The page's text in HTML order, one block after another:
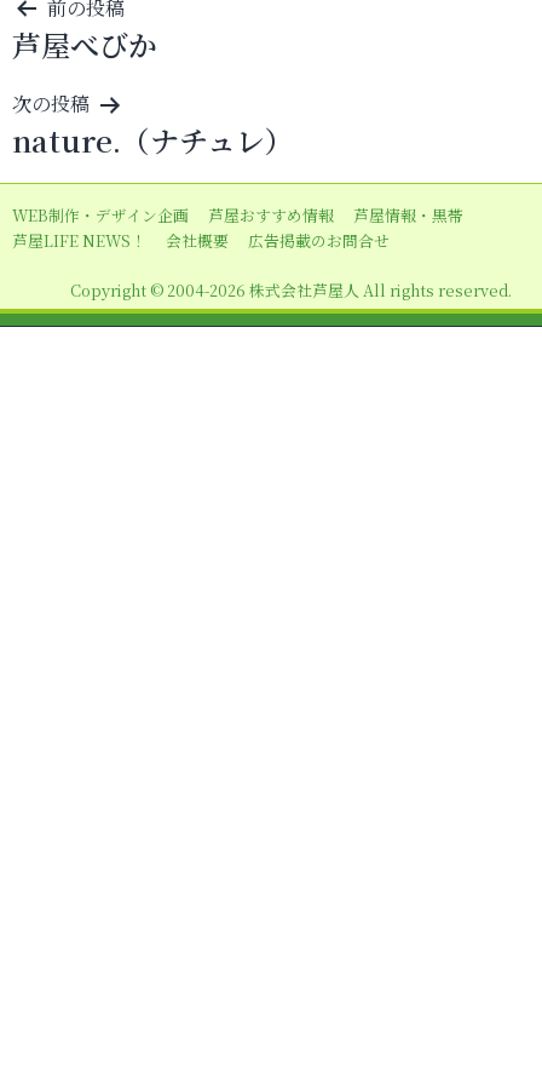
投
稿
ナ
ビ
ゲ
ー
シ
ン
前の投稿
芦屋べびか
次の投稿
nature.（ナチュレ）
WEB制作・デザイン企画 芦屋おすすめ情報
芦屋情報・黒帯
芦屋LIFE NEWS！
会社概要 広告掲載のお問合せ
Copyright © 2004-2026 株式会社芦屋人 All rights reserved.